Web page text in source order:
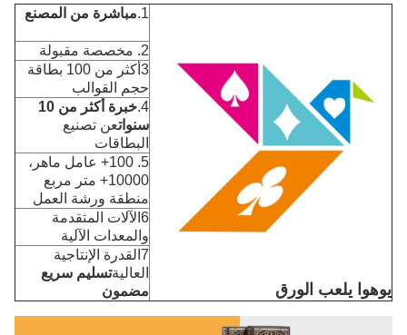
يوهوا يلعب الورق
1. مباشرة من المصنع
2. مخصصة مقبولة
3أكثر من 100 بطاقة
حجم القوالب
4.
خبرة أكثر من 10
سنواتعن تصنيع
البطاقات
5. 100+ عامل ماهر،
10000+ متر مربع
منطقة ورشة العمل
6الآلات المتقدمة
والمعدات الآلية
7القدرة الإنتاجية
العاليةتسليم سريع
مضمون